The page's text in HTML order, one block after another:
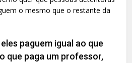
o mesmo que o restante da
paguem igual ao que
que paga um professor,